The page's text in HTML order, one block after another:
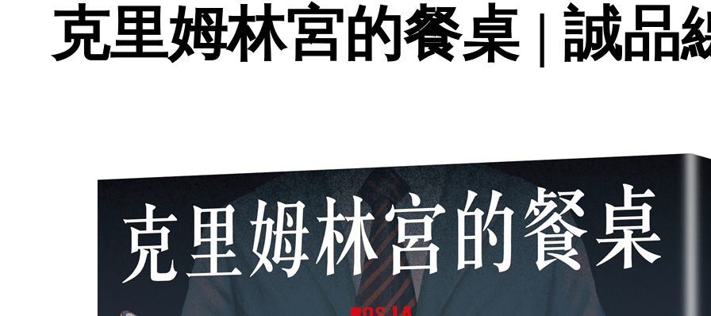
克里姆林宮的餐桌 | 誠品